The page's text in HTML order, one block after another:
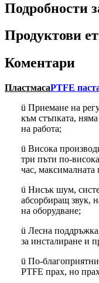
Подробности
Продуктови
Коментари
ПластмасаPTFE
ü Приемане на
към стъпката,
на работа;
ü Висока
три пъти по-
час, максималната
ü Нисък шум,
абсорбиращ звук,
на оборудване;
ü Лесна
за инсталиране и
ü По-благоприятни
PTFE прах, но